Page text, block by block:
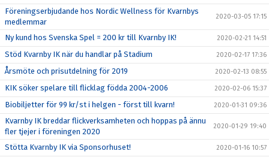
Föreningserbjudande hos Nordic Wellness för Kvarnbys
medlemmar
2020-03-05 17:15
Ny kund hos Svenska Spel = 200 kr till Kvarnby IK! 2020-02-21 14:51
Stöd Kvarnby IK när du handlar på Stadium 2020-02-17 17:36
Årsmöte och prisutdelning för 2019 2020-02-13 08:55
KIK söker spelare till flicklag födda 2004-2006 2020-02-06 15:37
Biobiljetter för 99 kr/st i helgen - först till kvarn! 2020-01-31 09:36
Kvarnby IK breddar flickverksamheten och hoppas på ännu
fler tjejer i föreningen 2020
2020-01-29 19:40
Stötta Kvarnby IK via Sponsorhuset! 2020-01-16 10:57